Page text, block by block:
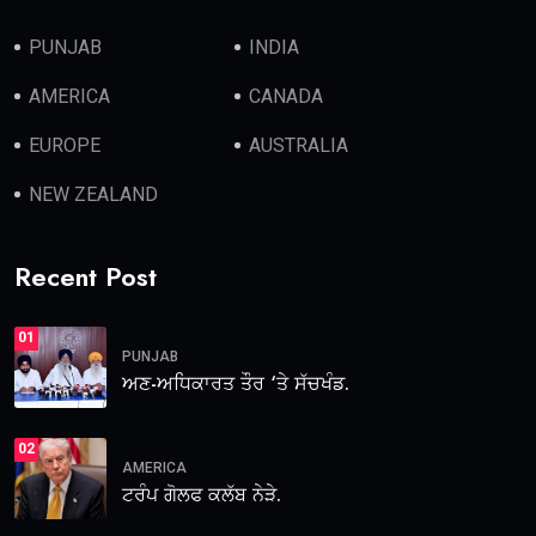
PUNJAB INDIA
AMERICA CANADA
EUROPE AUSTRALIA
NEW ZEALAND
Recent Post
01
PUNJAB
ਅਣ-ਅਧਿਕਾਰਤ ਤੌਰ ‘ਤੇ ਸੱਚਖੰਡ.
02
AMERICA
ਟਰੰਪ ਗੋਲਫ ਕਲੱਬ ਨੇੜੇ.